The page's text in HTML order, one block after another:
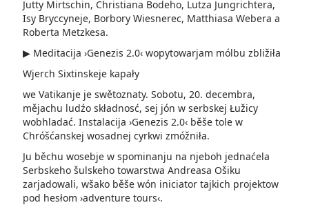
Jutty Mirtschin, Christiana Bodeho, Lutza Jungrichtera,
Isy Bryccyneje­, Borbory Wiesnerec, Matthiasa Webera a
Roberta Metzkesa.
▶ Meditacija ›Genezis 2.0‹ wopytowarjam mólbu zbližiła
Wjerch Sixtinskeje kapały
we Vatikanje je swětoznaty. Sobotu, 20. decembra,
mějachu ludźo składnosć, sej jón w serbskej Łužicy
wobhladać. Instalacija ›Genezis 2.0‹ běše tole w
Chróšćanskej wosadnej cyrkwi zmóžniła.
Ju běchu wosebje w spominanju na njeboh jednaćela
Serbskeho šulskeho towarstwa Andreasa­ Ošiku
zarjadowali, wšako běše wón iniciator tajkich projektow
pod hesłom ›adventure tours‹.